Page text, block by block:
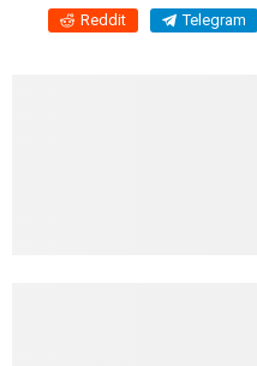
Reddit Telegram